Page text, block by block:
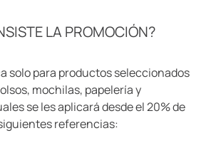
LA PROMOCIÓN?
solo para productos seleccionados
mochilas, papelería y
se les aplicará desde el 20% de
referencias: